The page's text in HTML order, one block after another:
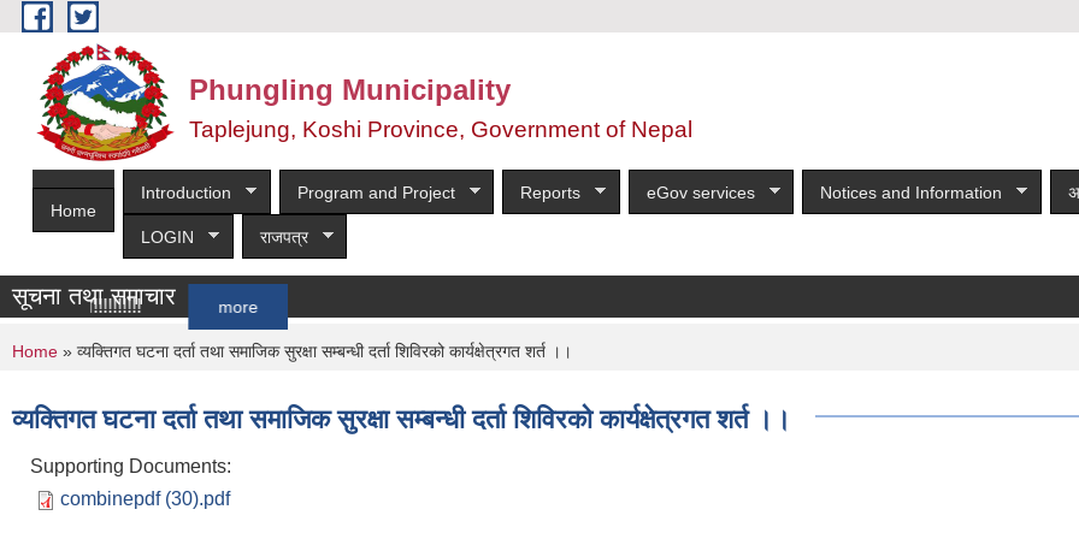
Skip to main content
Phungling Municipality
Taplejung, Koshi Province, Government of Nepal
Home
Introduction Program and Project Reports eGov services Notices and Information
LOGIN राजपत्र
सूचना तथा समाचार
more
You are here
Home » व्यक्तिगत घटना दर्ता तथा समाजिक सुरक्षा सम्बन्धी दर्ता शिविरको कार्यक्षेत्रगत शर्त ।।
व्यक्तिगत घटना दर्ता तथा समाजिक सुरक्षा सम्बन्धी दर्ता शिविरको कार्यक्षेत्रगत शर्त ।।
Supporting Documents:
combinepdf (30).pdf